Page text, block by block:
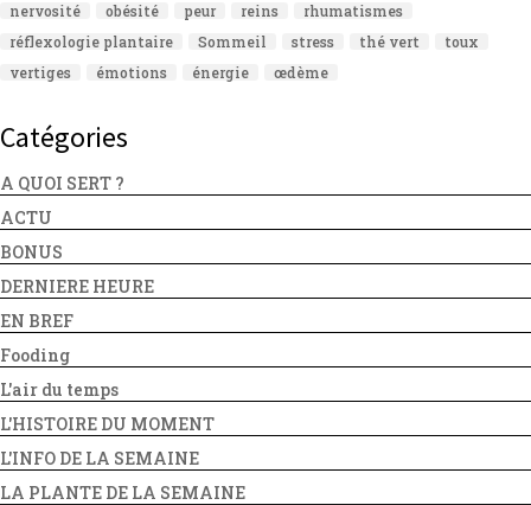
nervosité
obésité peur reins
rhumatismes
réflexologie plantaire
Sommeil stress thé vert
toux
vertiges
émotions énergie œdème
Catégories
A QUOI SERT ?
ACTU
BONUS
DERNIERE HEURE
EN BREF
Fooding
L'air du temps
L'HISTOIRE DU MOMENT
L'INFO DE LA SEMAINE
LA PLANTE DE LA SEMAINE